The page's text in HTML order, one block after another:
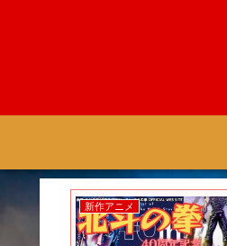
新作アニメ